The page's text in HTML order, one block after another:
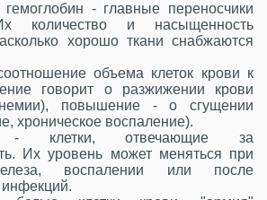
- главные переносчики
количество и насыщенность
хорошо ткани снабжаются
объема клеток крови к
говорит о разжижении крови
повышение - о сгущении
хроническое воспаление).
- клетки, отвечающие за
Их уровень может меняться при
воспалении или после